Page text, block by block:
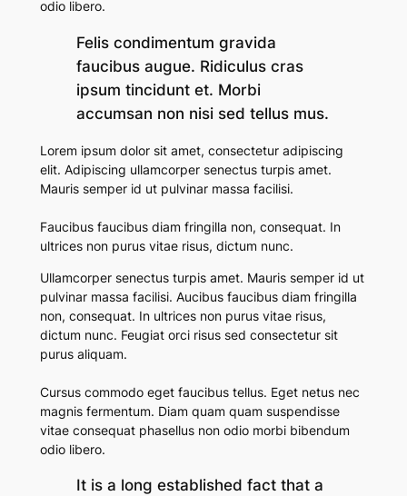
odio libero.
Felis condimentum gravida
faucibus augue. Ridiculus cras
ipsum tincidunt et. Morbi
accumsan non nisi sed tellus mus.
Lorem ipsum dolor sit amet, consectetur adipiscing
elit. Adipiscing ullamcorper senectus turpis amet.
Mauris semper id ut pulvinar massa facilisi.
Faucibus faucibus diam fringilla non, consequat. In
ultrices non purus vitae risus, dictum nunc.
Ullamcorper senectus turpis amet. Mauris semper id ut
pulvinar massa facilisi. Aucibus faucibus diam fringilla
non, consequat. In ultrices non purus vitae risus,
dictum nunc. Feugiat orci risus sed consectetur sit
purus aliquam.
Cursus commodo eget faucibus tellus. Eget netus nec
magnis fermentum. Diam quam quam suspendisse
vitae consequat phasellus non odio morbi bibendum
odio libero.
It is a long established fact that a